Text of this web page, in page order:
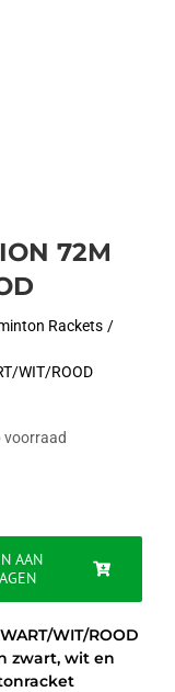
72M
Rackets
WIT/ROOD
voorraad
AAN
WIT/ROOD
zwart, wit en